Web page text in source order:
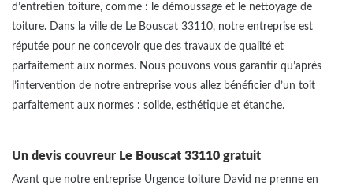
d’entretien toiture, comme : le démoussage et le nettoyage de
toiture. Dans la ville de Le Bouscat 33110, notre entreprise est
réputée pour ne concevoir que des travaux de qualité et
parfaitement aux normes. Nous pouvons vous garantir qu’après
l’intervention de notre entreprise vous allez bénéficier d’un toit
parfaitement aux normes : solide, esthétique et étanche.
Un devis couvreur Le Bouscat 33110 gratuit
Avant que notre entreprise Urgence toiture David ne prenne en